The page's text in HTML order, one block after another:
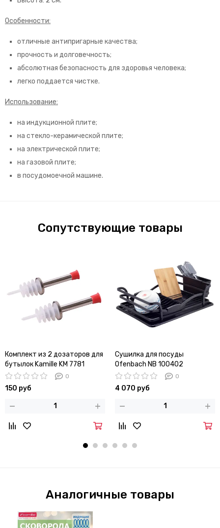
Особенности:
отличные антипригарные качества;
прочность и долговечность;
абсолютная безопасность для здоровья человека;
легко поддается чистке.
Использование:
на индукционной плите;
на стекло-керамической плите;
на электрической плите;
на газовой плите;
в посудомоечной машине.
Сопутствующие товары
Комплект из 2 дозаторов для
бутылок Kamille KM 7781
0
150 руб
Сушилка для посуды
Ofenbach NB 100402
(46,5х32х13,5 см) из
алюминия с поддоном черная
0
4 070 руб
Аналогичные товары